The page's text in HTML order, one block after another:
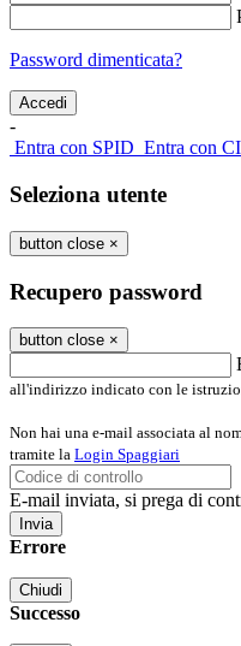
Password dimenticata?
-
Entra con SPID Entra con
Seleziona utente
button close ×
Recupero password
button close ×
all'indirizzo indicato con le
Non hai una e-mail associata al
tramite la Login Spaggiari
E-mail inviata, si prega di
Errore
Chiudi
Successo